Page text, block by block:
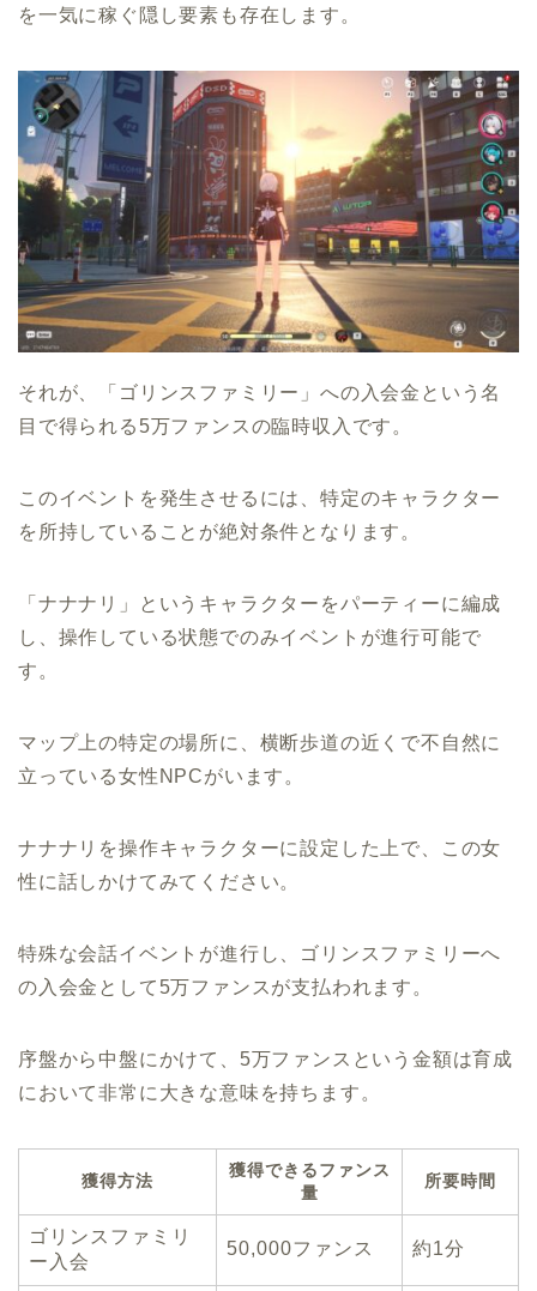
を一気に稼ぐ隠し要素も存在します。
それが、「ゴリンスファミリー」への入会金という名
目で得られる5万ファンスの臨時収入です。
このイベントを発生させるには、特定のキャラクター
を所持していることが絶対条件となります。
「ナナナリ」というキャラクターをパーティーに編成
し、操作している状態でのみイベントが進行可能で
す。
マップ上の特定の場所に、横断歩道の近くで不自然に
立っている女性NPCがいます。
ナナナリを操作キャラクターに設定した上で、この女
性に話しかけてみてください。
特殊な会話イベントが進行し、ゴリンスファミリーへ
の入会金として5万ファンスが支払われます。
序盤から中盤にかけて、5万ファンスという金額は育成
において非常に大きな意味を持ちます。
獲得方法
獲得できるファンス
量
所要時間
ゴリンスファミリ
ー入会
50,000ファンス 約1分